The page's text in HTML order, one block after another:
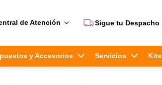
de Atención Sigue tu Despacho
y Accesorios Servicios Kits